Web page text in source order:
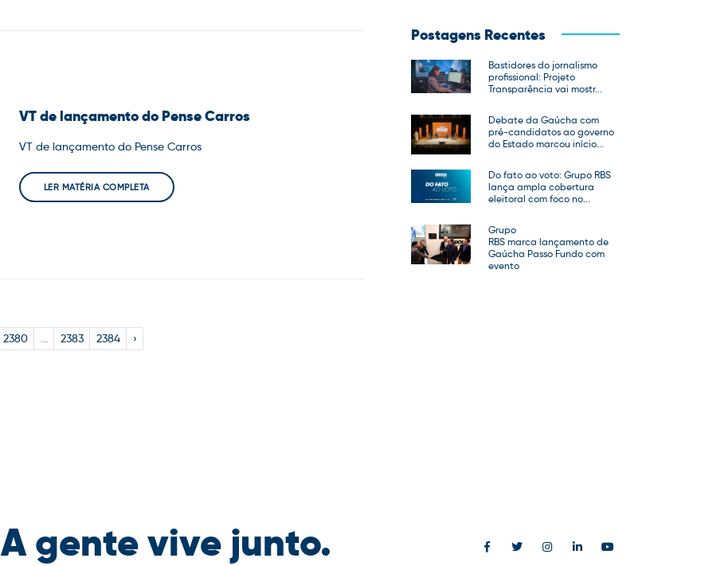
VT de lançamento do Pense Carros
VT de lançamento do Pense Carros
LER MATÉRIA COMPLETA
2380 ... 2383 2384 ›
Postagens Recentes
Bastidores do jornalismo
profissional: Projeto
Transparência vai mostr...
Debate da Gaúcha com
pré-candidatos ao governo
do Estado marcou início...
Do fato ao voto: Grupo RBS
lança ampla cobertura
eleitoral com foco no...
Grupo
RBS marca lançamento de
Gaúcha Passo Fundo com
evento
A gente vive junto.